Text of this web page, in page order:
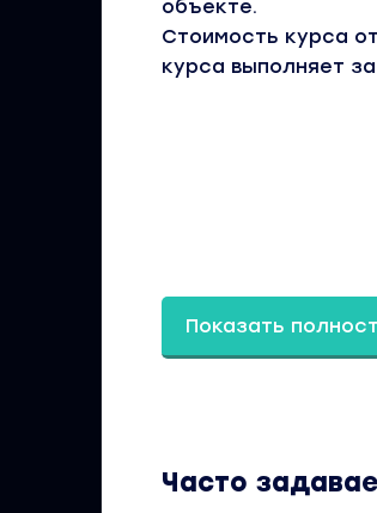
объекте.
Стоимость курса
курса выполняет за
Показать
Часто